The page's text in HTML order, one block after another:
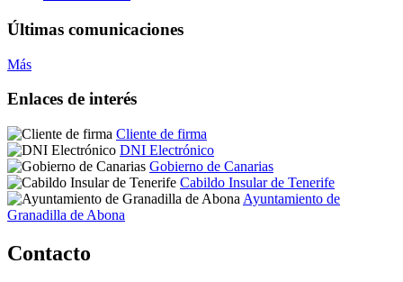
Últimas comunicaciones
Más
Enlaces de interés
Cliente de firma
DNI Electrónico
Gobierno de Canarias
Cabildo Insular de Tenerife
Ayuntamiento de
Granadilla de Abona
Contacto